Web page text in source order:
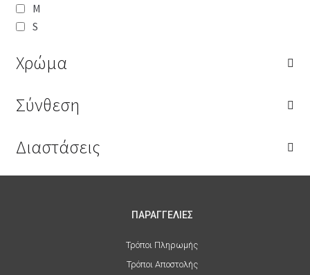
M
S
Χρώμα
Σύνθεση
Διαστάσεις
ΠΑΡΑΓΓΕΛΙΕΣ
Τρόποι Πληρωμής
Τρόποι Αποστολής